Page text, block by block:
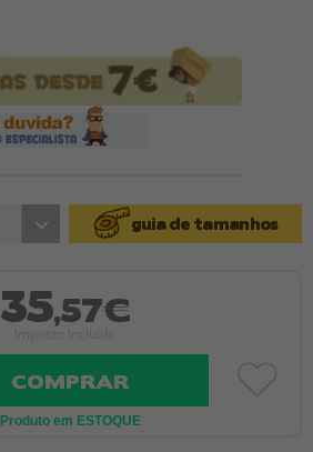
guia de tamanhos
35,57€
COMPRAR
Produto em ESTOQUE